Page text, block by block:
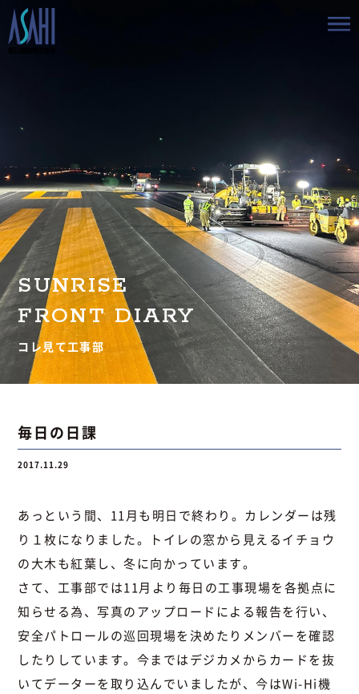
会社情報
採用情報
お知らせ
BLOG
お問い合わせ
お問い合わせ
SUNRISE
FRONT DIARY
コレ見て工事部
毎日の日課
2017.11.29
あっという間、11月も明日で終わり。カレンダーは残
り１枚になりました。トイレの窓から見えるイチョウ
の大木も紅葉し、冬に向かっています。
さて、工事部では11月より毎日の工事現場を各拠点に
知らせる為、写真のアップロードによる報告を行い、
安全パトロールの巡回現場を決めたりメンバーを確認
したりしています。今まではデジカメからカードを抜
いてデーターを取り込んでいましたが、今はWi-Hi機